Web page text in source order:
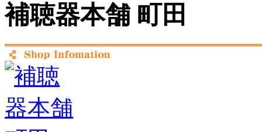
補聴器本舗 町田